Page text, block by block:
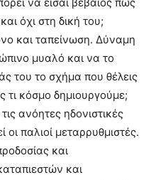
να είσαι βέβαιος πως
όχι στη δική του;
και ταπείνωση. Δύναμη
μυαλό και να το
του το σχήμα που θέλεις
τι κόσμο δημιουργούμε;
ανόητες ηδονιστικές
οι παλιοί μεταρρυθμιστές.
και
και